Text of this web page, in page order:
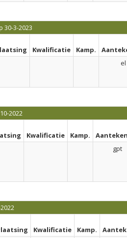
3-2023
Kwalificatie Kamp.
el
2022
Kwalificatie Kamp.
gpt
Kwalificatie Kamp.